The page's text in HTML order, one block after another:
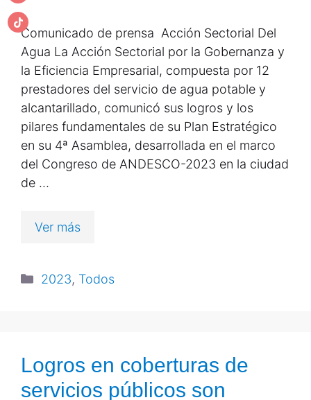
Comunicado de prensa Acción Sectorial Del
Agua La Acción Sectorial por la Gobernanza y
la Eficiencia Empresarial, compuesta por 12
prestadores del servicio de agua potable y
alcantarillado, comunicó sus logros y los
pilares fundamentales de su Plan Estratégico
en su 4ª Asamblea, desarrollada en el marco
del Congreso de ANDESCO-2023 en la ciudad
de …
Ver más
2023, Todos
Logros en coberturas de
servicios públicos son